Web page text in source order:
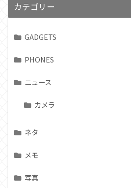
カテゴリー
GADGETS
PHONES
ニュース
カメラ
ネタ
メモ
写真